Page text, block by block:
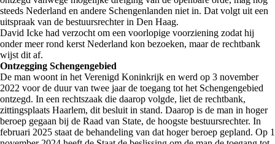
steeds Nederland en andere Schengenlanden niet in. Dat volgt uit een
uitspraak van de bestuursrechter in Den Haag.
David Icke had verzocht om een voorlopige voorziening zodat hij
onder meer rond kerst Nederland kon bezoeken, maar de rechtbank
wijst dit af.
Ontzegging Schengengebied
De man woont in het Verenigd Koninkrijk en werd op 3 november
2022 voor de duur van twee jaar de toegang tot het Schengengebied
ontzegd. In een rechtszaak die daarop volgde, liet de rechtbank,
zittingsplaats Haarlem, dit besluit in stand. Daarop is de man in hoger
beroep gegaan bij de Raad van State, de hoogste bestuursrechter. In
februari 2025 staat de behandeling van dat hoger beroep gepland. Op 1